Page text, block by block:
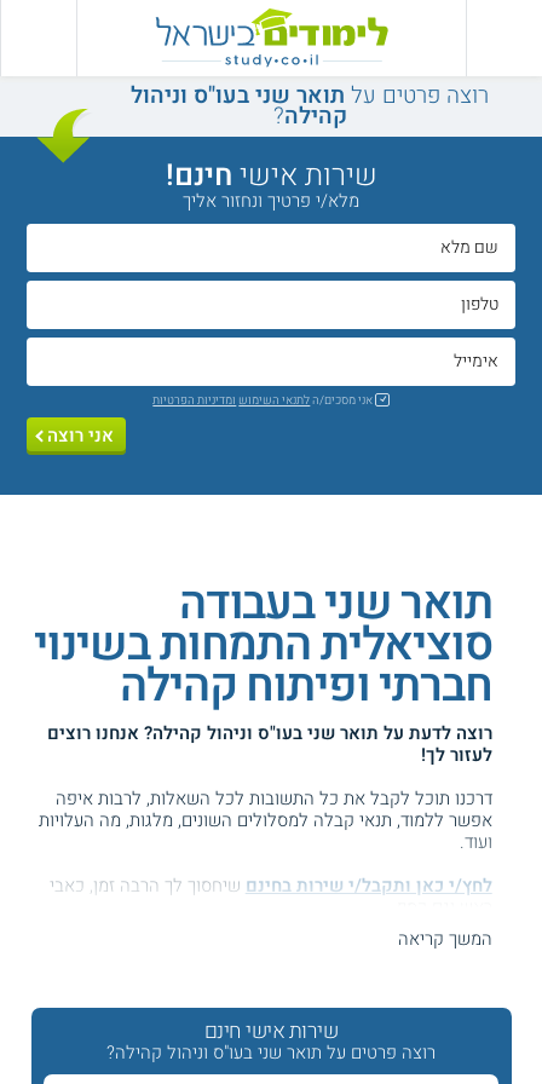
רוצה פרטים על תואר שני בעו"ס וניהול
קהילה?
שירות אישיחינם!
מלא/י פרטיך ונחזור אליך
אני מסכים/הלתנאי השימוש ומדיניות הפרטיות
אני רוצה
תואר שני בעבודה
סוציאלית התמחות בשינוי
חברתי ופיתוח קהילה
רוצה לדעת על תואר שני בעו"ס וניהול קהילה? אנחנו רוצים
לעזור לך!
דרכנו תוכל לקבל את כל התשובות לכל השאלות, לרבות איפה
אפשר ללמוד, תנאי קבלה למסלולים השונים, מלגות, מה העלויות
ועוד.
לחץ/י כאן ותקבל/י שירות בחינם שיחסוך לך הרבה זמן, כאבי
המידע באתר הועיל ל87% מהגולשים.המשך קריאה
שירות אישי חינם
רוצה פרטים על תואר שני בעו"ס וניהול קהילה?